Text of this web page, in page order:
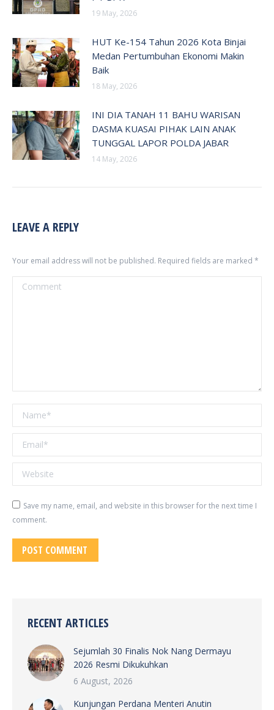
19 May, 2026
HUT Ke-154 Tahun 2026 Kota Binjai
Medan Pertumbuhan Ekonomi Makin
Baik
18 May, 2026
INI DIA TANAH 11 BAHU WARISAN
DASMA KUASAI PIHAK LAIN ANAK
TUNGGAL LAPOR POLDA JABAR
14 May, 2026
LEAVE A REPLY
Your email address will not be published. Required fields are marked *
Comment
Name *
Email *
Website
Save my name, email, and website in this browser for the next time I
comment.
POST COMMENT
RECENT ARTICLES
Sejumlah 30 Finalis Nok Nang Dermayu
2026 Resmi Dikukuhkan
6 August, 2026
Kunjungan Perdana Menteri Anutin